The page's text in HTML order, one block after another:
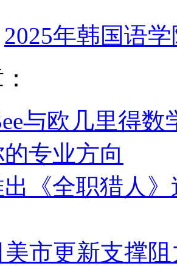
2025年韩国语
与欧几里得
专业方向
《全职猎人
美市更新支撑